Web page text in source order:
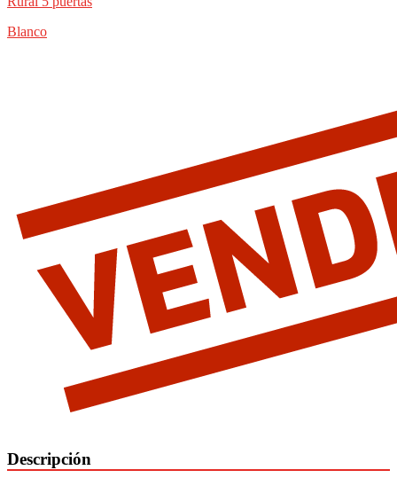
Blanco
Descripción